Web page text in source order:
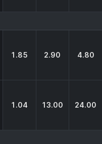
1.85 2.90 4.80
1.04 13.00 24.00